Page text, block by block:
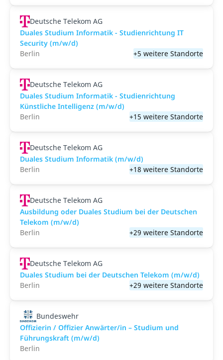
Deutsche Telekom AG
Duales Studium Informatik - Studienrichtung IT
Security (m/w/d)
Berlin
+5 weitere Standorte
Deutsche Telekom AG
Duales Studium Informatik - Studienrichtung
Künstliche Intelligenz (m/w/d)
Berlin
+15 weitere Standorte
Deutsche Telekom AG
Duales Studium Informatik (m/w/d)
Berlin
+18 weitere Standorte
Deutsche Telekom AG
Ausbildung oder Duales Studium bei der Deutschen
Telekom (m/w/d)
Berlin
+29 weitere Standorte
Deutsche Telekom AG
Duales Studium bei der Deutschen Telekom (m/w/d)
Berlin
+29 weitere Standorte
Bundeswehr
Offizierin / Offizier Anwärter/in – Studium und
Führungskraft (m/w/d)
Berlin